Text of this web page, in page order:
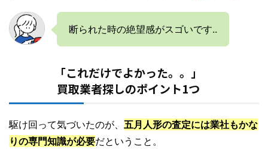
断られた時の絶望感がスゴいです..
「これだけでよかった。。」
買取業者探しのポイント1つ
駆け回って気づいたのが、 五月人形の査定には業社もかな
りの専門知識が必要だということ。